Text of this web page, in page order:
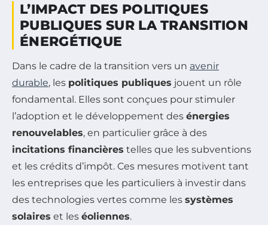
L’IMPACT DES POLITIQUES
PUBLIQUES SUR LA TRANSITION
ÉNERGÉTIQUE
Dans le cadre de la transition vers un avenir
durable, les politiques publiques jouent un rôle
fondamental. Elles sont conçues pour stimuler
l’adoption et le développement des énergies
renouvelables, en particulier grâce à des
incitations financières telles que les subventions
et les crédits d’impôt. Ces mesures motivent tant
les entreprises que les particuliers à investir dans
des technologies vertes comme les systèmes
solaires et les éoliennes.